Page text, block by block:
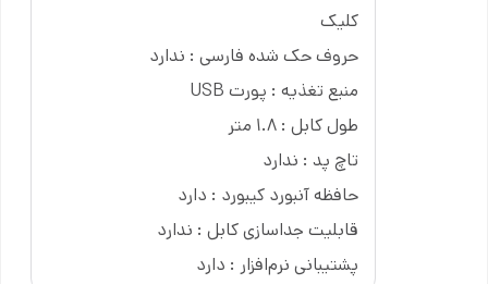
کلیک
حروف حک شده فارسی : ندارد
منبع تغذیه : پورت USB
طول کابل : 1.8 متر
تاچ پد : ندارد
حافظه آنبورد کیبورد : دارد
قابلیت جداسازی کابل : ندارد
پشتیبانی نرم‌افزار : دارد